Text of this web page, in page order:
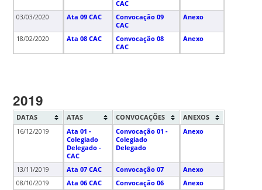
CAC
03/03/2020 Ata 09 CAC
Convocação 09
CAC
Anexo
18/02/2020 Ata 08 CAC
Convocação 08
CAC
Anexo
2019
DATAS ATAS CONVOCAÇÕES
ANEXOS
16/12/2019
Ata 01 -
Colegiado
Delegado -
CAC
Convocação 01 -
Colegiado
Delegado
Anexo
13/11/2019 Ata 07 CAC Convocação 07
Anexo
08/10/2019
Ata 06 CAC Convocação 06
Anexo